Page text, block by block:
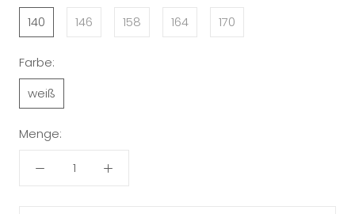
140
146 158 164 170
Farbe:
weiß
Menge: